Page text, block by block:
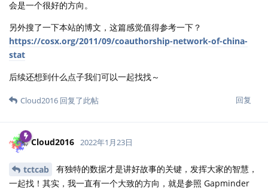
会是一个很好的方向。
另外搜了一下本站的博文，这篇感觉值得参考一下？
https://cosx.org/2011/09/coauthorship-network-of-china-
stat
后续还想到什么点子我们可以一起找找～
回复
Cloud2016 回复了此帖
Cloud2016 2022年1月23日
tctcab
有独特的数据才是讲好故事的关键，发挥大家的智慧，
一起找！其实，我一直有一个大致的方向，就是参照 Gapminder